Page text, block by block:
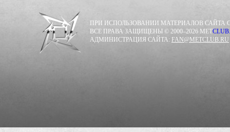
ПРИ ИСПОЛЬЗОВАНИИ МАТЕРИАЛОВ САЙТА
ВСЕ ПРАВА ЗАЩИЩЕНЫ © 2000–2026 METCLUB.
АДМИНИСТРАЦИЯ САЙТА: FAN@METCLUB.RU